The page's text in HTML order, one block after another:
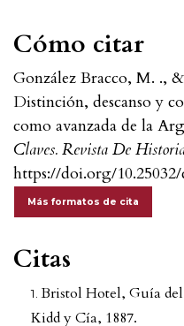
Cómo citar
González Bracco, M. .,
Distinción, descanso y
como avanzada de la
Claves. Revista De
https://doi.org/
Más formatos de cita
Citas
Bristol Hotel, Guía del
Kidd y Cía, 1887.